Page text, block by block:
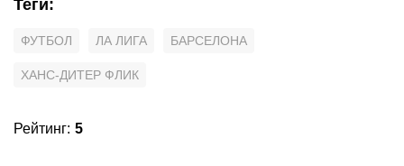
Теги:
ФУТБОЛ ЛА ЛИГА БАРСЕЛОНА
ХАНС-ДИТЕР ФЛИК
Рейтинг: 5